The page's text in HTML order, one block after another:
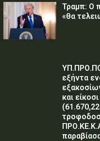
Τραμπ: Ο
«θα
εξήντα
και